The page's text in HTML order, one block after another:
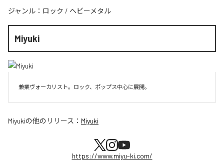
ジャンル： ロック / ヘビーメタル
Miyuki
兼業ヴォーカリスト。ロック、ポップス中心に展開。
Miyukiの他のリリース： Miyuki
https://www.miyu-ki.com/